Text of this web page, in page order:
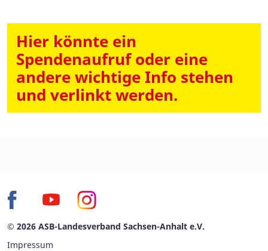
Hier könnte ein
Spendenaufruf oder eine
andere wichtige Info stehen
und verlinkt werden.
© 2026 ASB-Landesverband Sachsen-Anhalt e.V.
Impressum